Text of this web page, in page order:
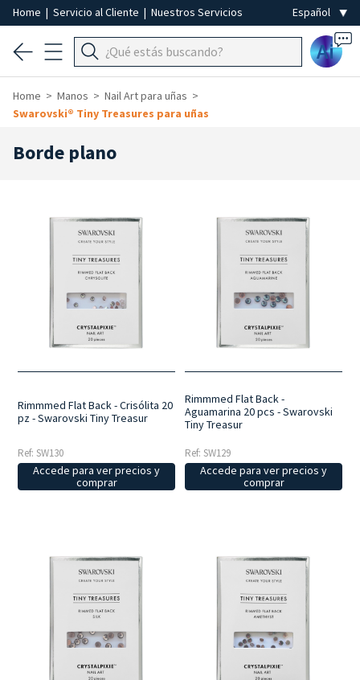
Home | Servicio al Cliente | Nuestros Servicios
Ai
Home Manos
Nail Art para uñas
Swarovski® Tiny Treasures para uñas
Borde plano
Rimmmed Flat Back - Crisólita 20
pz - Swarovski Tiny Treasur
Ref: SW130
Accede para ver precios y
comprar
Rimmmed Flat Back -
Aguamarina 20 pcs - Swarovski
Tiny Treasur
Ref: SW129
Accede para ver precios y
comprar